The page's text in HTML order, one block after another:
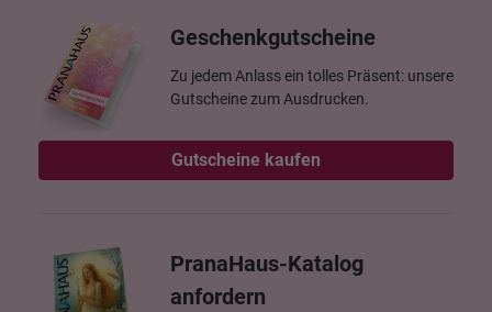
Geschenkgutscheine
Zu jedem Anlass ein tolles Präsent: unsere
Gutscheine zum Ausdrucken.
Gutscheine kaufen
PranaHaus-Katalog
anfordern